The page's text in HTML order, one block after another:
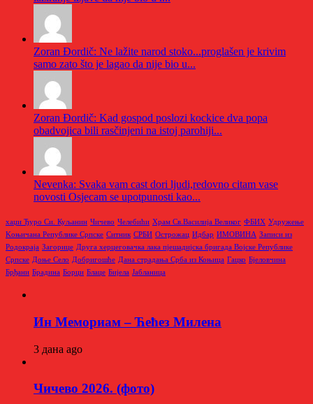
Zoran Đordič: Ne lažite narod stoko...proglašen je krivim
samo zato što je lagao da nije bio u...
Zoran Đordič: Kad gospod poslozi kockice dva popa
obadvojica bili rasčinjeni na istoj parohiji...
Nevenka: Svaka vam cast dori ljudi,redovno citam vase
novosti Osjecam se upotpunosti kao...
хаџи Ђуро Си. Куљанин Чичево Челебићи Храм Св.Василија Великог ФБИХ Удружење
Kоњичана Републике Српске Ситник СРБИ Острожац Идбар ИМОВИНА Записи из
Родoкраја Загорице Друга херцеговачка лака пјешадијска бригада Војске Републике
Српске Доње Село Добригошће Дана страдања Срба из Коњица Гацко Бјеловчина
Брђани Брадина Борци Блаце Бијела Јабланица
Ин Мемориам – Ћећез Милена
3 дана ago
Чичево 2026. (фото)